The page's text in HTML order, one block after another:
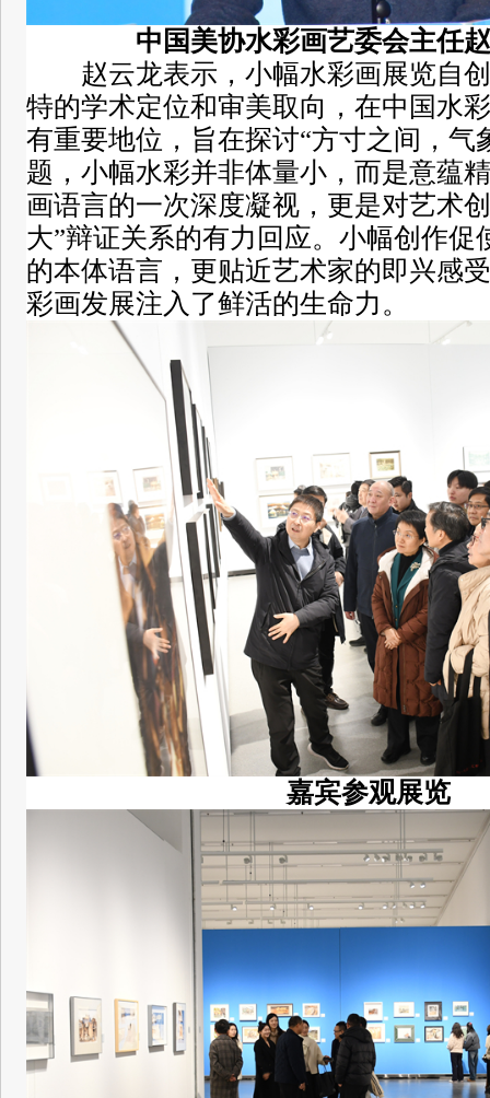
中国美协水彩画艺委会主任
赵云龙表示，小幅水彩画展览自
特的学术定位和审美取向，在中国水
有重要地位，旨在探讨“方寸之间，气
题，小幅水彩并非体量小，而是意蕴
画语言的一次深度凝视，更是对艺术
大”辩证关系的有力回应。小幅创作促
的本体语言，更贴近艺术家的即兴感
彩画发展注入了鲜活的生命力。
嘉宾参观展览